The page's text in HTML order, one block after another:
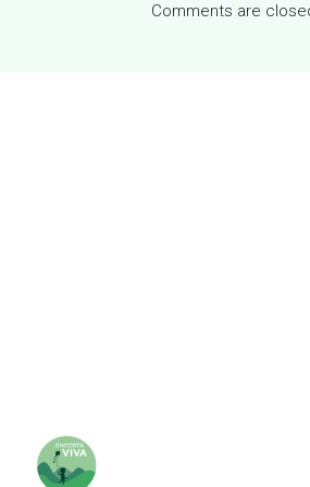
Comments are